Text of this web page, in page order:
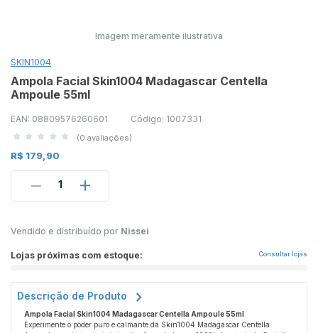
Imagem meramente ilustrativa
SKIN1004
Ampola Facial Skin1004 Madagascar Centella
Ampoule 55ml
EAN: 08809576260601 Código: 1007331
(0 avaliações)
R$ 179,90
1
Vendido e distribuído por Nissei
Lojas próximas com estoque: Consultar lojas
Descrição de Produto
Ampola Facial Skin1004 Madagascar Centella Ampoule 55ml
Experimente o poder puro e calmante da Skin1004 Madagascar Centella